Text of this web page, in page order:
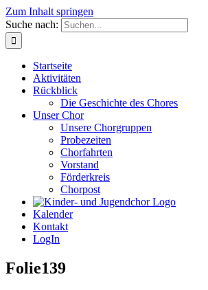
Zum Inhalt springen
Suche nach:
Startseite
Aktivitäten
Rückblick
Die Geschichte des Chores
Unser Chor
Unsere Chorgruppen
Probezeiten
Chorfahrten
Vorstand
Förderkreis
Chorpost
Kalender
Kontakt
LogIn
Folie139